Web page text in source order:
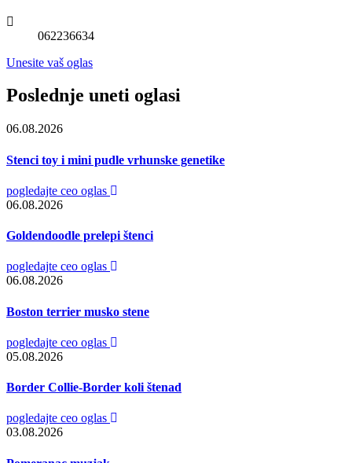
062236634
Unesite vaš oglas
Poslednje uneti oglasi
06.08.2026
Stenci toy i mini pudle vrhunske genetike
pogledajte ceo oglas
06.08.2026
Goldendoodle prelepi štenci
pogledajte ceo oglas
06.08.2026
Boston terrier musko stene
pogledajte ceo oglas
05.08.2026
Border Collie-Border koli štenad
pogledajte ceo oglas
03.08.2026